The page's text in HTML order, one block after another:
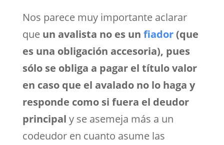
Nos parece muy importante aclarar
que un avalista no es un fiador(que
es una obligación accesoria), pues
sólo se obliga a pagar el título valor
en caso que el avalado no lo haga y
responde como si fuera el deudor
principal y se asemeja más a un
codeudor en cuanto asume las